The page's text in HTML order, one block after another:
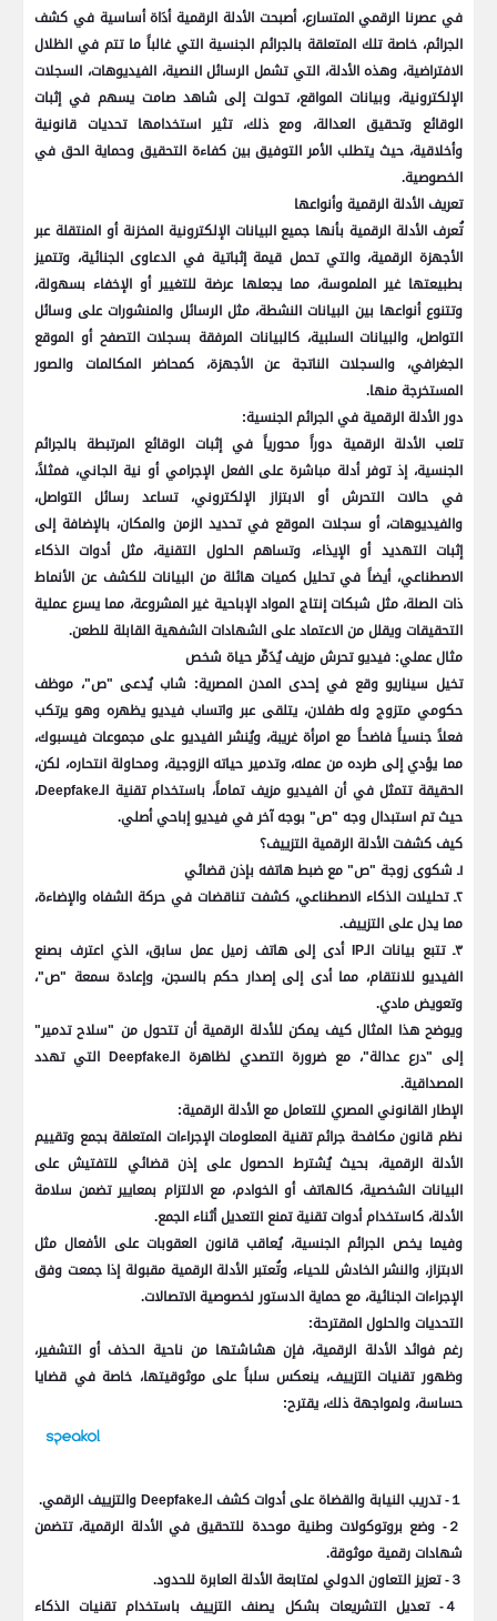
في عصرنا الرقمي المتسارع، أصبحت الأدلة الرقمية أدَاة أساسية في كشف
الجرائم، خاصة تلك المتعلقة بالجرائم الجنسية التي غالباً ما تتم في الظلال
الافتراضية، وهذه الأدلة، التي تشمل الرسائل النصية، الفيديوهات، السجلات
الإلكترونية، وبيانات المواقع، تحولت إلى شاهد صامت يسهم في إثبات
الوقائع وتحقيق العدالة، ومع ذلك، تثير استخدامها تحديات قانونية
وأخلاقية، حيث يتطلب الأمر التوفيق بين كفاءة التحقيق وحماية الحق في
الخصوصية.
تعريف الأدلة الرقمية وأنواعها
تُعرف الأدلة الرقمية بأنها جميع البيانات الإلكترونية المخزنة أو المنتقلة عبر
الأجهزة الرقمية، والتي تحمل قيمة إثباتية في الدعاوى الجنائية، وتتميز
بطبيعتها غير الملموسة، مما يجعلها عرضة للتغيير أو الإخفاء بسهولة،
وتتنوع أنواعها بين البيانات النشطة، مثل الرسائل والمنشورات على وسائل
التواصل، والبيانات السلبية، كالبيانات المرفقة بسجلات التصفح أو الموقع
الجغرافي، والسجلات الناتجة عن الأجهزة، كمحاضر المكالمات والصور
المستخرجة منها.
دور الأدلة الرقمية في الجرائم الجنسية:
تلعب الأدلة الرقمية دوراً محورياً في إثبات الوقائع المرتبطة بالجرائم
الجنسية، إذ توفر أدلة مباشرة على الفعل الإجرامي أو نية الجاني، فمثلاً،
في حالات التحرش أو الابتزاز الإلكتروني، تساعد رسائل التواصل،
والفيديوهات، أو سجلات الموقع في تحديد الزمن والمكان، بالإضافة إلى
إثبات التهديد أو الإيذاء، وتساهم الحلول التقنية، مثل أدوات الذكاء
الاصطناعي، أيضاً في تحليل كميات هائلة من البيانات للكشف عن الأنماط
ذات الصلة، مثل شبكات إنتاج المواد الإباحية غير المشروعة، مما يسرع عملية
التحقيقات ويقلل من الاعتماد على الشهادات الشفهية القابلة للطعن.
مثال عملي: فيديو تحرش مزيف يُدَمِّر حياة شخص
تخيل سيناريو وقع في إحدى المدن المصرية: شاب يُدعى "ص"، موظف
حكومي متزوج وله طفلان، يتلقى عبر واتساب فيديو يظهره وهو يرتكب
فعلاً جنسياً فاضحاً مع امرأة غريبة، ويُنشر الفيديو على مجموعات فيسبوك،
مما يؤدي إلى طرده من عمله، وتدمير حياته الزوجية، ومحاولة انتحاره، لكن،
الحقيقة تتمثل في أن الفيديو مزيف تماماً، باستخدام تقنية الـDeepfake،
حيث تم استبدال وجه "ص" بوجه آخر في فيديو إباحي أصلي.
كيف كشفت الأدلة الرقمية التزييف؟
١ـ شكوى زوجة "ص" مع ضبط هاتفه بإذن قضائي
٢ـ تحليلات الذكاء الاصطناعي، كشفت تناقضات في حركة الشفاه والإضاءة،
مما يدل على التزييف.
٣ـ تتبع بيانات الـIP أدى إلى هاتف زميل عمل سابق، الذي اعترف بصنع
الفيديو للانتقام، مما أدى إلى إصدار حكم بالسجن، وإعادة سمعة "ص"،
وتعويض مادي.
ويوضح هذا المثال كيف يمكن للأدلة الرقمية أن تتحول من "سلاح تدمير"
إلى "درع عدالة"، مع ضرورة التصدي لظاهرة الـDeepfake التي تهدد
المصداقية.
الإطار القانوني المصري للتعامل مع الأدلة الرقمية:
نظم قانون مكافحة جرائم تقنية المعلومات الإجراءات المتعلقة بجمع وتقييم
الأدلة الرقمية، بحيث يُشترط الحصول على إذن قضائي للتفتيش على
البيانات الشخصية، كالهاتف أو الخوادم، مع الالتزام بمعايير تضمن سلامة
الأدلة، كاستخدام أدوات تقنية تمنع التعديل أثناء الجمع.
وفيما يخص الجرائم الجنسية، يُعاقب قانون العقوبات على الأفعال مثل
الابتزاز، والنشر الخادش للحياء، وتُعتبر الأدلة الرقمية مقبولة إذا جمعت وفق
الإجراءات الجنائية، مع حماية الدستور لخصوصية الاتصالات.
التحديات والحلول المقترحة:
رغم فوائد الأدلة الرقمية، فإن هشاشتها من ناحية الحذف أو التشفير،
وظهور تقنيات التزييف، ينعكس سلباً على موثوقيتها، خاصة في قضايا
حساسة، ولمواجهة ذلك، يقترح:
１- تدريب النيابة والقضاة على أدوات كشف الـDeepfake والتزييف الرقمي.
２- وضع بروتوكولات وطنية موحدة للتحقيق في الأدلة الرقمية، تتضمن
شهادات رقمية موثوقة.
３- تعزيز التعاون الدولي لمتابعة الأدلة العابرة للحدود.
４- تعديل التشريعات بشكل يصنف التزييف باستخدام تقنيات الذكاء